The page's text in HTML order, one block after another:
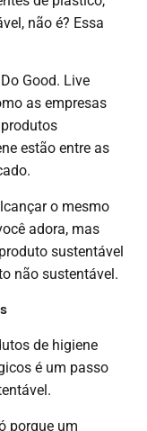
não é? Essa
Good. Live
as empresas
estão entre as
o mesmo
adora, mas
sustentável
não sustentável.
de higiene
é um passo
porque um